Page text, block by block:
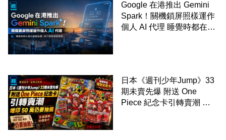
Google 在港推出 Gemini
Spark！關機鎖屏照樣運作
個人 AI 代理 睡覺時都在幫
日本《週刊少年Jump》33
期未賣先爆 附送 One
Piece 紀念卡引轉賣潮 增